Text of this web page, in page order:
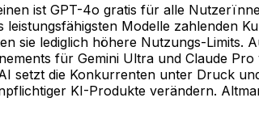
ist GPT-4o gratis für alle
leistungsfähigsten Modelle zahlenden
sie lediglich höhere Nutzungs-Limits.
für Gemini Ultra und Claude
setzt die Konkurrenten unter Druck
KI-Produkte verändern.